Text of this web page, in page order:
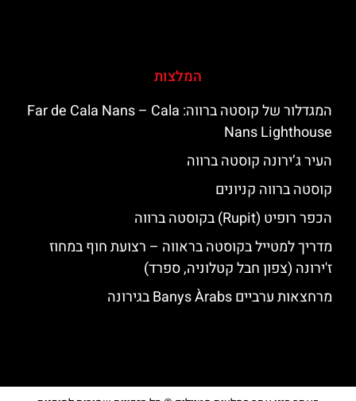
המלצות
המגדלור של קוסטה ברווה: ‪‪Far de Cala Nans – Cala
Nans Lighthouse‬‬
העיר ג’ירונה קוסטה ברווה
קוסטה ברווה קניונים
הכפר רופיט (Rupit) בקוסטה ברווה
מדריך למטייל בקוסטה בראווה – רצועת חוף במחוז
ז'ירונה (צפון חבל קטלוניה, ספרד)
מרחצאות ערביים Banys Àrabs בגירונה